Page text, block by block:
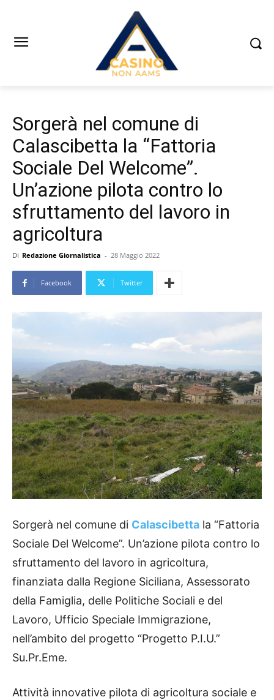
Sorgerà nel comune di
Calascibetta la “Fattoria
Sociale Del Welcome”.
Un’azione pilota contro lo
sfruttamento del lavoro in
agricoltura
Di Redazione Giornalistica - 28 Maggio 2022
Facebook Twitter
Sorgerà nel comune di Calascibetta la “Fattoria
Sociale Del Welcome”. Un’azione pilota contro lo
sfruttamento del lavoro in agricoltura,
finanziata dalla Regione Siciliana, Assessorato
della Famiglia, delle Politiche Sociali e del
Lavoro, Ufficio Speciale Immigrazione,
nell’ambito del progetto “Progetto P.I.U.”
Su.Pr.Eme.
Attività innovative pilota di agricoltura sociale e